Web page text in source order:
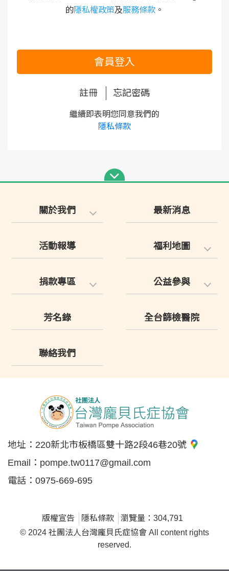
的隱私權政策及服務條款 。
會員登入
註冊 忘記密碼
繼續即表明您同意我們的
隱私條款
關於我們 最新消息
活動報導 福利地圖
捐款專區 公益參與
芳名錄 全台篩檢醫院
聯絡我們
地址： 220新北市板橋區雙十路2段46巷20號
Email： pompe.tw0117@gmail.com
電話： 0975-669-695
版權宣告 隱私條款
瀏覽量：304,791
© 2024 社團法人台灣龐貝氏症協會 All content rights
reserved.